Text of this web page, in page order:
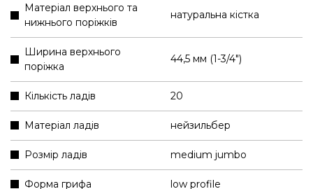
Матеріал верхнього та
нижнього поріжків
натуральна кістка
Ширина верхнього
поріжка
44,5 мм (1-3/4″)
Кількість ладів 20
Матеріал ладів нейзильбер
Розмір ладів medium jumbo
Форма грифа low profile